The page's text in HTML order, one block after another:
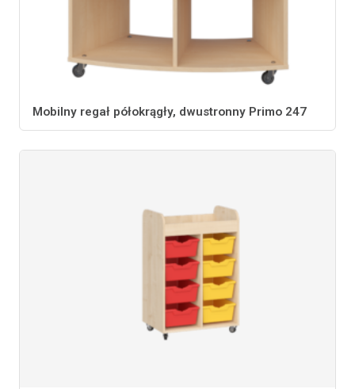
Mobilny regał półokrągły, dwustronny Primo 247